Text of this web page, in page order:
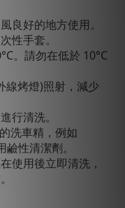
良好的地方使用。
性手套。
。請勿在低於 10°C
線烤燈)照射，減少
行清洗。
洗車精，例如
鹼性清潔劑。
使用後立即清洗，